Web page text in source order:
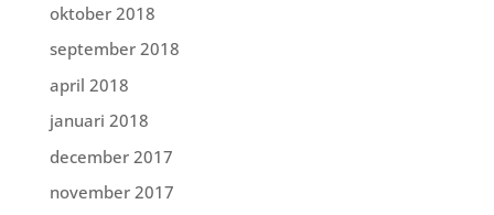
oktober 2018
september 2018
april 2018
januari 2018
december 2017
november 2017